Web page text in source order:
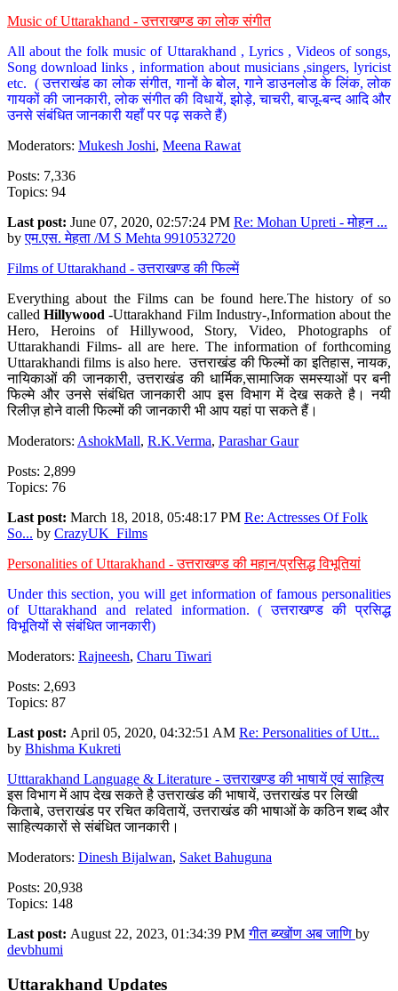
Music of Uttarakhand - उत्तराखण्ड का लोक संगीत
All about the folk music of Uttarakhand , Lyrics , Videos of songs,
Song download links , information about musicians ,singers, lyricist
etc. ( उत्तराखंड का लोक संगीत, गानों के बोल, गाने डाउनलोड के लिंक, लोक
गायकों की जानकारी, लोक संगीत की विधायें, झोड़े, चाचरी, बाजू-बन्द आदि और
उनसे संबंधित जानकारी यहाँ पर पढ़ सकते हैं)
Moderators: Mukesh Joshi, Meena Rawat
Posts: 7,336
Topics: 94
Last post: June 07, 2020, 02:57:24 PM Re: Mohan Upreti - मोहन ...
byएम.एस. मेहता /M S Mehta 9910532720
Films of Uttarakhand - उत्तराखण्ड की फिल्में
Everything about the Films can be found here.The history of so
calledHillywood-Uttarakhand Film Industry-,Information about the
Hero, Heroins of Hillywood, Story, Video, Photographs of
Uttarakhandi Films- all are here. The information of forthcoming
Uttarakhandi films is also here. उत्तराखंड की फिल्मों का इतिहास, नायक,
नायिकाओं की जानकारी, उत्तराखंड की धार्मिक,सामाजिक समस्याओं पर बनी
फिल्मे और उनसे संबंधित जानकारी आप इस विभाग में देख सकते है। नयी
रिलीज़ होने वाली फिल्मों की जानकारी भी आप यहां पा सकते हैं।
Moderators: AshokMall, R.K.Verma, Parashar Gaur
Posts: 2,899
Topics: 76
Last post: March 18, 2018, 05:48:17 PM Re: Actresses Of Folk
So... by CrazyUK_Films
Personalities of Uttarakhand - उत्तराखण्ड की महान/प्रसिद्ध विभूतियां
Under this section, you will get information of famous personalities
of Uttarakhand and related information. ( उत्तराखण्ड की प्रसिद्ध
विभूतियों से संबंधित जानकारी)
Moderators: Rajneesh, Charu Tiwari
Posts: 2,693
Topics: 87
Last post: April 05, 2020, 04:32:51 AM Re: Personalities of Utt...
by Bhishma Kukreti
Utttarakhand Language & Literature - उत्तराखण्ड की भाषायें एवं साहित्य
इस विभाग में आप देख सकते है उत्तराखंड की भाषायें, उत्तराखंड पर लिखी
किताबे, उत्तराखंड पर रचित कवितायें, उत्तराखंड की भाषाओं के कठिन शब्द और
साहित्यकारों से संबंधित जानकारी।
Moderators: Dinesh Bijalwan, Saket Bahuguna
Posts: 20,938
Topics: 148
Last post: August 22, 2023, 01:34:39 PMगीत ब्य्खोंण अब जाणि by
devbhumi
Uttarakhand Updates